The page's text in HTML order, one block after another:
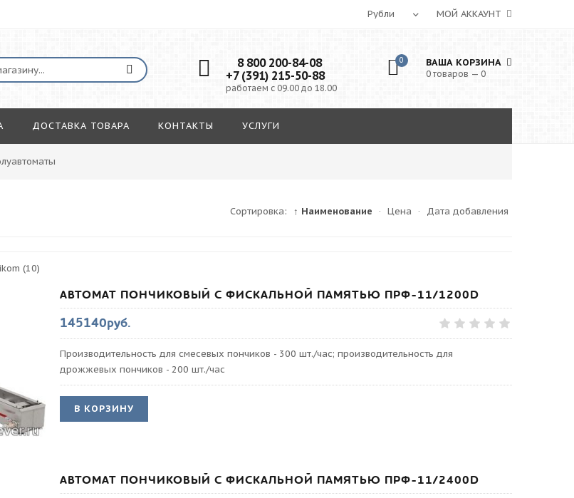
МОЙ АККАУНТ
8 800 200-84-08
+7 (391) 215-50-88
работаем с 09.00 до 18.00
0 ВАША КОРЗИНА
0 товаров — 0
ДОСТАВКА ТОВАРА КОНТАКТЫ УСЛУГИ
Сортировка: ↑ Наименование · Цена · Дата добавления
(10)
АВТОМАТ ПОНЧИКОВЫЙ С ФИСКАЛЬНОЙ ПАМЯТЬЮ ПРФ-11/1200D
145140руб.
Производительность для смесевых пончиков - 300 шт./час; производительность для
дрожжевых пончиков - 200 шт./час
В КОРЗИНУ
АВТОМАТ ПОНЧИКОВЫЙ С ФИСКАЛЬНОЙ ПАМЯТЬЮ ПРФ-11/2400D